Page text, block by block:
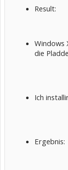
Result:
Windows
die
Ich
Ergebnis: